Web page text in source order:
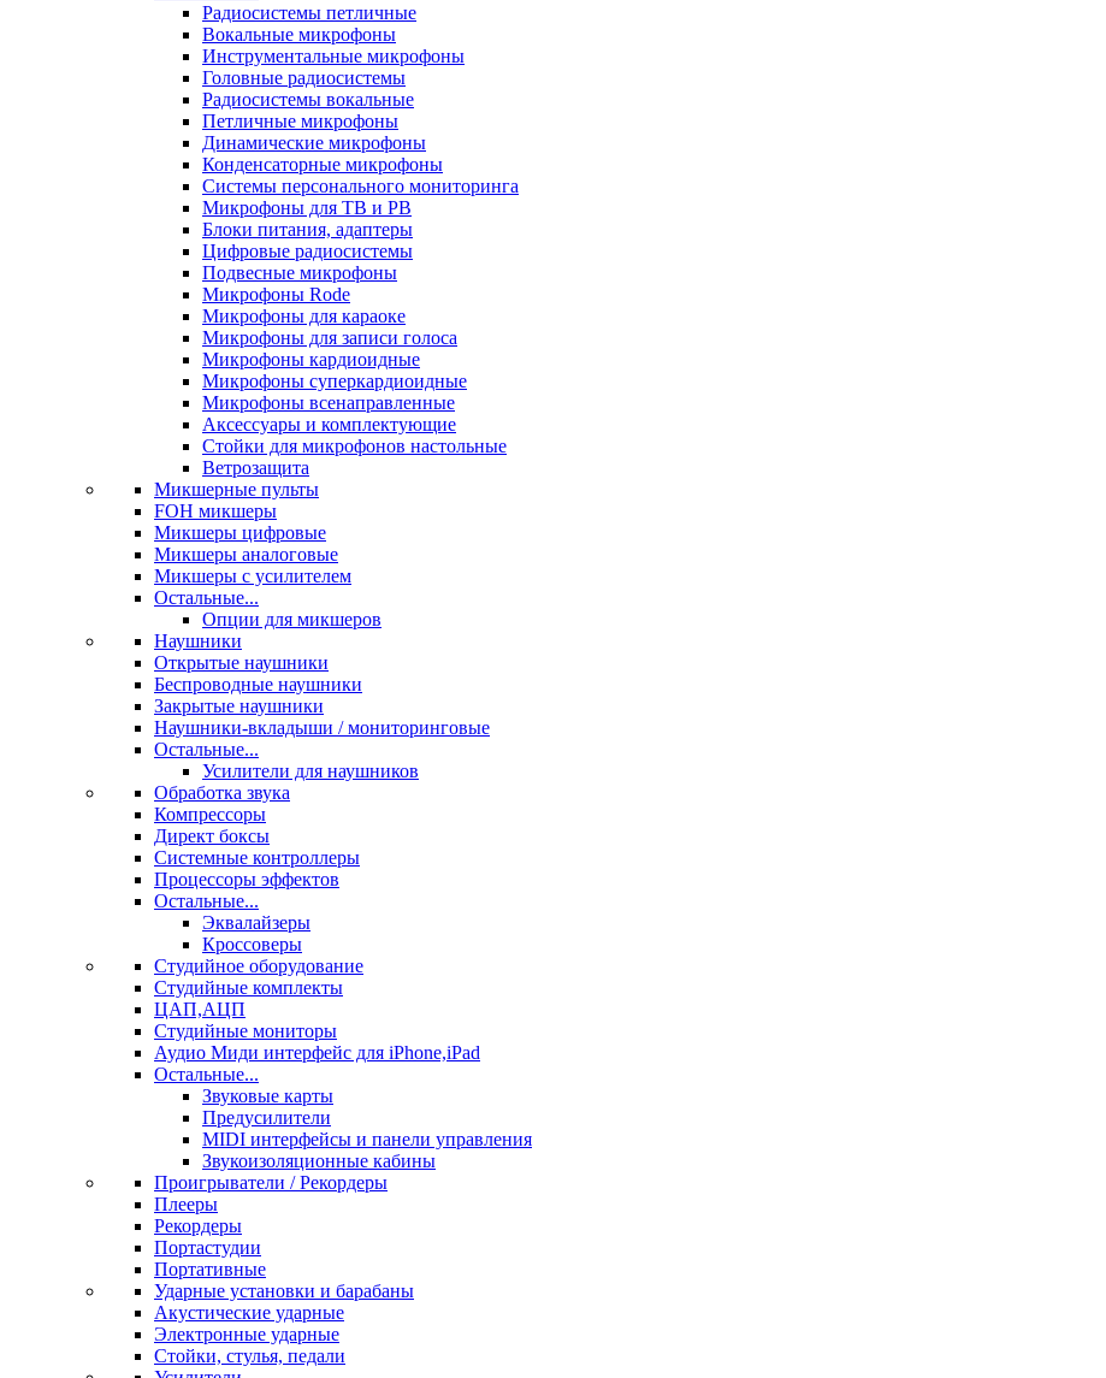
Радиосистемы петличные
Вокальные микрофоны
Инструментальные микрофоны
Головные радиосистемы
Радиосистемы вокальные
Петличные микрофоны
Динамические микрофоны
Конденсаторные микрофоны
Системы персонального мониторинга
Микрофоны для ТВ и РВ
Блоки питания, адаптеры
Цифровые радиосистемы
Подвесные микрофоны
Микрофоны Rode
Микрофоны для караоке
Микрофоны для записи голоса
Микрофоны кардиоидные
Микрофоны суперкардиоидные
Микрофоны всенаправленные
Аксессуары и комплектующие
Стойки для микрофонов настольные
Ветрозащита
Микшерные пульты
FOH микшеры
Микшеры цифровые
Микшеры аналоговые
Микшеры с усилителем
Остальные...
Опции для микшеров
Наушники
Открытые наушники
Беспроводные наушники
Закрытые наушники
Наушники-вкладыши / мониторинговые
Остальные...
Усилители для наушников
Обработка звука
Компрессоры
Директ боксы
Системные контроллеры
Процессоры эффектов
Остальные...
Эквалайзеры
Кроссоверы
Студийное оборудование
Студийные комплекты
ЦАП,АЦП
Студийные мониторы
Аудио Миди интерфейс для iPhone,iPad
Остальные...
Звуковые карты
Предусилители
MIDI интерфейсы и панели управления
Звукоизоляционные кабины
Проигрыватели / Рекордеры
Плееры
Рекордеры
Портастудии
Портативные
Ударные установки и барабаны
Акустические ударные
Электронные ударные
Стойки, стулья, педали